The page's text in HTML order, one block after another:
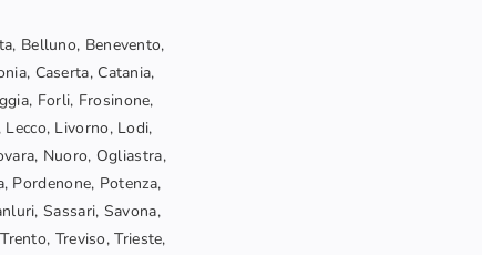
Belluno, Benevento,
Caserta, Catania,
Forli, Frosinone,
Livorno, Lodi,
Nuoro, Ogliastra,
Pordenone, Potenza,
Sassari, Savona,
Treviso, Trieste,